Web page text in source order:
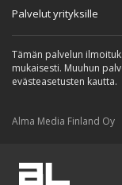
Palvelut yrityksille
Tämän palvelun
mukaisesti. Muuhun
evästeasetusten kautta.
Alma Media Finland Oy